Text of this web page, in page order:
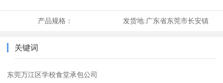
产品规格： 发货地:广东省东莞市长安镇
关键词
东莞万江区学校食堂承包公司